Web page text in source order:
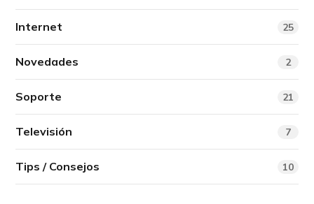
Internet 25
Novedades 2
Soporte 21
Televisión 7
Tips / Consejos 10